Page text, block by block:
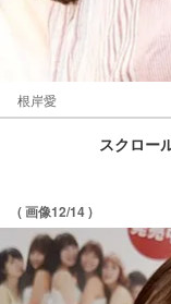
根岸愛
スクロー
( 画像12/14 )